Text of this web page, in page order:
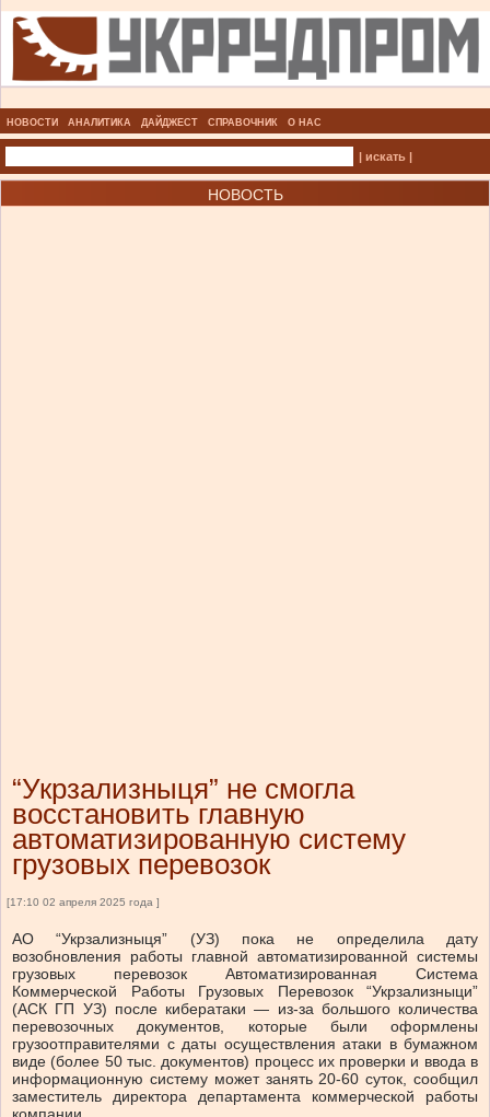
НОВОСТИ АНАЛИТИКА ДАЙДЖЕСТ СПРАВОЧНИК О НАС
| искать |
НОВОСТЬ
“Укрзализныця” не смогла
восстановить главную
автоматизированную систему
грузовых перевозок
[17:10 02 апреля 2025 года ]
АО “Укрзализныця” (УЗ) пока не определила дату
возобновления работы главной автоматизированной системы
грузовых перевозок Автоматизированная Система
Коммерческой Работы Грузовых Перевозок “Укрзализныци”
(АСК ГП УЗ) после кибератаки — из-за большого количества
перевозочных документов, которые были оформлены
грузоотправителями с даты осуществления атаки в бумажном
виде (более 50 тыс. документов) процесс их проверки и ввода в
информационную систему может занять 20-60 суток, сообщил
заместитель директора департамента коммерческой работы